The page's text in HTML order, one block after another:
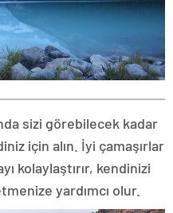
sizi görebilecek kadar
için alın. İyi çamaşırlar
kolaylaştırır, kendinizi
yardımcı olur.